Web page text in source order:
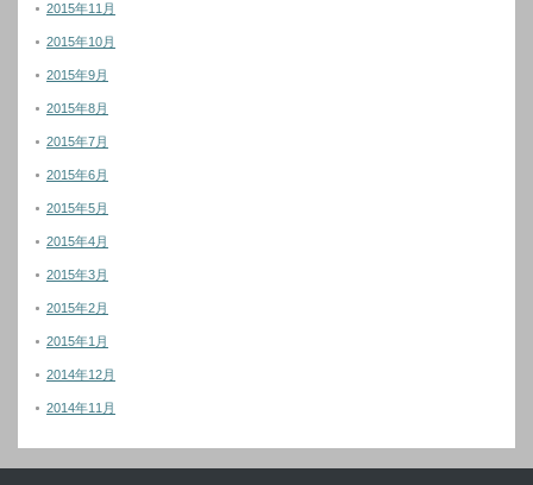
2015年11月
2015年10月
2015年9月
2015年8月
2015年7月
2015年6月
2015年5月
2015年4月
2015年3月
2015年2月
2015年1月
2014年12月
2014年11月